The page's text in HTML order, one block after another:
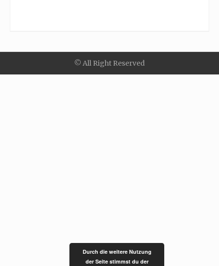
© All Right Reserved
Durch die weitere Nutzung
der Seite stimmst du der